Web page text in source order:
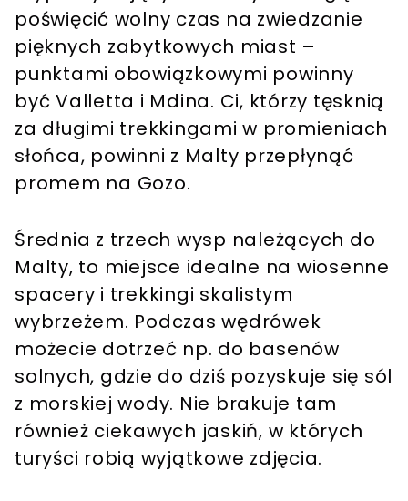
poświęcić wolny czas na zwiedzanie
pięknych zabytkowych miast –
punktami obowiązkowymi powinny
być Valletta i Mdina. Ci, którzy tęsknią
za długimi trekkingami w promieniach
słońca, powinni z Malty przepłynąć
promem na Gozo.
Średnia z trzech wysp należących do
Malty, to miejsce idealne na wiosenne
spacery i trekkingi skalistym
wybrzeżem. Podczas wędrówek
możecie dotrzeć np. do basenów
solnych, gdzie do dziś pozyskuje się sól
z morskiej wody. Nie brakuje tam
również ciekawych jaskiń, w których
turyści robią wyjątkowe zdjęcia.